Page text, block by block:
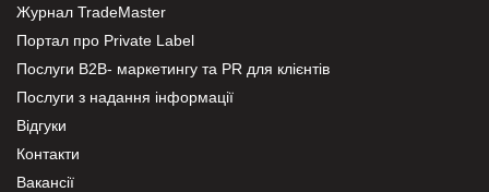
Журнал TradeMaster
Портал про Private Label
Послуги В2В- маркетингу та PR для клієнтів
Послуги з надання інформації
Відгуки
Контакти
Вакансії